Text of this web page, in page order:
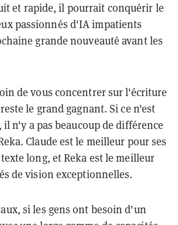
et rapide, il pourrait conquérir le
passionnés d'IA impatients
grande nouveauté avant les
de vous concentrer sur l'écriture
le grand gagnant. Si ce n'est
n'y a pas beaucoup de différence
Claude est le meilleur pour ses
long, et Reka est le meilleur
de vision exceptionnelles.
si les gens ont besoin d'un